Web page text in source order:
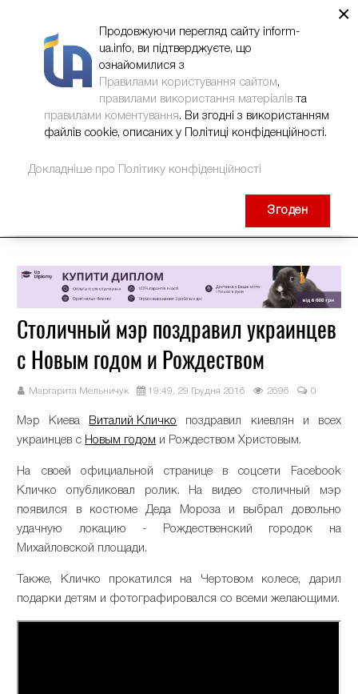
Столичный мэр поздравил украинцев
с Новым годом и Рождеством
Маргарита Мельничук 19:49, 29 Грудня 2016 2696 0
Мэр Киева Виталий Кличко
поздравил киевлян и всех
украинцев с Новым годом и Рождеством Христовым.
На своей официальной странице в соцсети Facebook
Кличко опубликовал ролик. На видео столичный мэр
появился в костюме Деда Мороза и выбрал довольно
удачную локацию - Рождественский городок на
Михайловской площади.
Также, Кличко прокатился на Чертовом колесе, дарил
подарки детям и фотографировался со всеми желающими.
×
Продовжуючи перегляд сайту inform-
ua.info, ви підтверджуєте, що
ознайомилися з
Правилами користування сайтом,
правилами використання матеріалів та
правилами коментування. Ви згодні з використанням
файлів cookie, описаних у Політиці конфіденційності.
Докладніше про Політику конфіденційності
Згоден